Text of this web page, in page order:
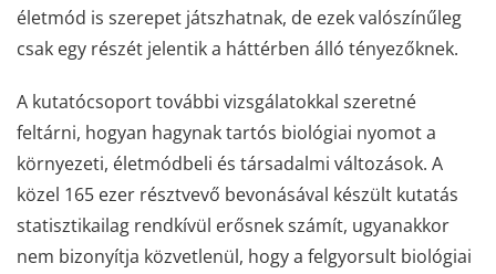
életmód is szerepet játszhatnak, de ezek valószínűleg
csak egy részét jelentik a háttérben álló tényezőknek.
A kutatócsoport további vizsgálatokkal szeretné
feltárni, hogyan hagynak tartós biológiai nyomot a
környezeti, életmódbeli és társadalmi változások. A
közel 165 ezer résztvevő bevonásával készült kutatás
statisztikailag rendkívül erősnek számít, ugyanakkor
nem bizonyítja közvetlenül, hogy a felgyorsult biológiai